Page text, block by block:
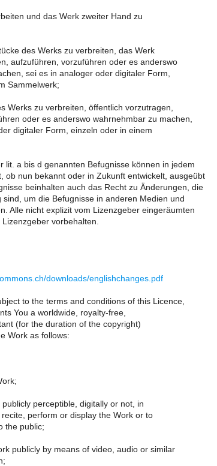
und das Werk zweiter Hand zu
des Werks zu verbreiten, das Werk
aufzuführen, vorzuführen oder es anderswo
sei es in analoger oder digitaler Form,
Sammelwerk;
Werks zu verbreiten, öffentlich vorzutragen,
oder es anderswo wahrnehmbar zu machen,
digitaler Form, einzeln oder in einem
lit. a bis d genannten Befugnisse können in jedem
ob nun bekannt oder in Zukunft entwickelt, ausgeübt
beinhalten auch das Recht zu Änderungen, die
sind, um die Befugnisse in anderen Medien und
Alle nicht explizit vom Lizenzgeber eingeräumten
vorbehalten.
downloads/englishchanges.pdf
to the terms and conditions of this Licence,
You a worldwide, royalty-free,
(for the duration of the copyright)
Work as follows:
perceptible, digitally or not, in
perform or display the Work or to
the public;
publicly by means of video, audio or similar